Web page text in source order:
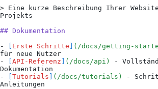
> Eine kurze Beschreibung Ihrer
Projekts
## Dokumentation
-
Erste Schritte ( /docs/getting-
für neue Nutzer
-
API-Referenz ( /docs/api )
-
Dokumentation
-
Tutorials ( /docs/tutorials )
-
Anleitungen